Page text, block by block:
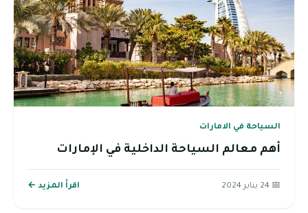
السياحة في الامارات
أهم معالم السياحة الداخلية في الإمارات
📅 24 يناير 2024 اقرأ المزيد ←